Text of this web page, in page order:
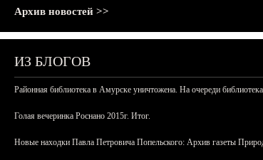
Архив новостей >>
ИЗ БЛОГОВ
Районная библиотека в Амурске уничтожена. На очереди
Голая вечеринка Роснано 2015г. Итог.
Новые находки Павла Петровича Попельского: Архив газеты